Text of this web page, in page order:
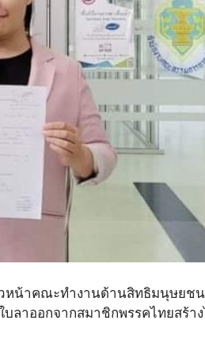
หน้าคณะทำงานด้านสิทธิมนุษยช
ลาออกจากสมาชิกพรรคไทยสร้า